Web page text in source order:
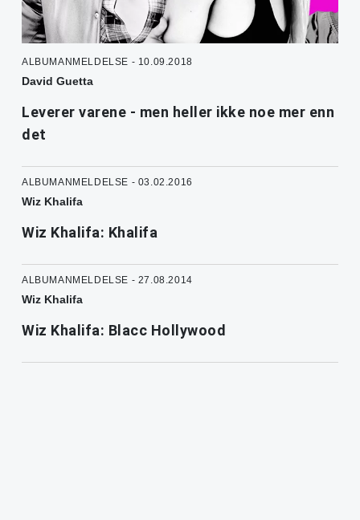
ALBUMANMELDELSE - 10.09.2018
David Guetta
Leverer varene - men heller ikke noe mer enn
det
ALBUMANMELDELSE - 03.02.2016
Wiz Khalifa
Wiz Khalifa: Khalifa
ALBUMANMELDELSE - 27.08.2014
Wiz Khalifa
Wiz Khalifa: Blacc Hollywood